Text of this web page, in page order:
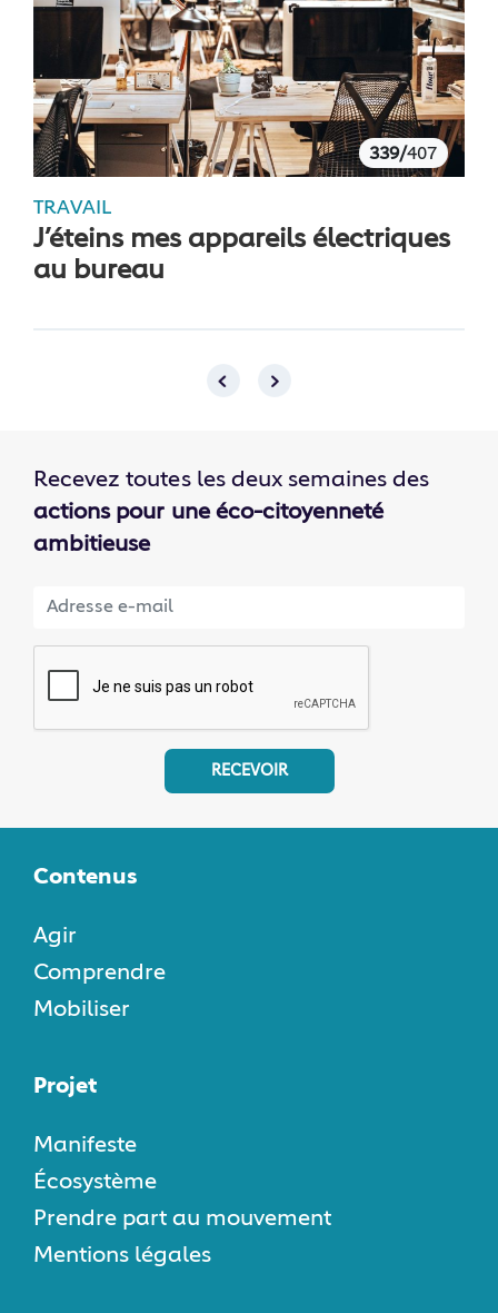
339/407
TRAVAIL
J’éteins mes appareils électriques
au bureau
Recevez toutes les deux semaines des
actions pour une éco-citoyenneté
ambitieuse
RECEVOIR
Contenus
Agir
Comprendre
Mobiliser
Projet
Manifeste
Écosystème
Prendre part au mouvement
Mentions légales